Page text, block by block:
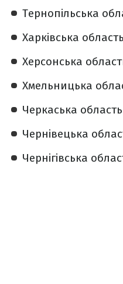
Тернопільська
Харківська
Херсонська
Хмельницька
Черкаська
Чернівецька
Чернігівська